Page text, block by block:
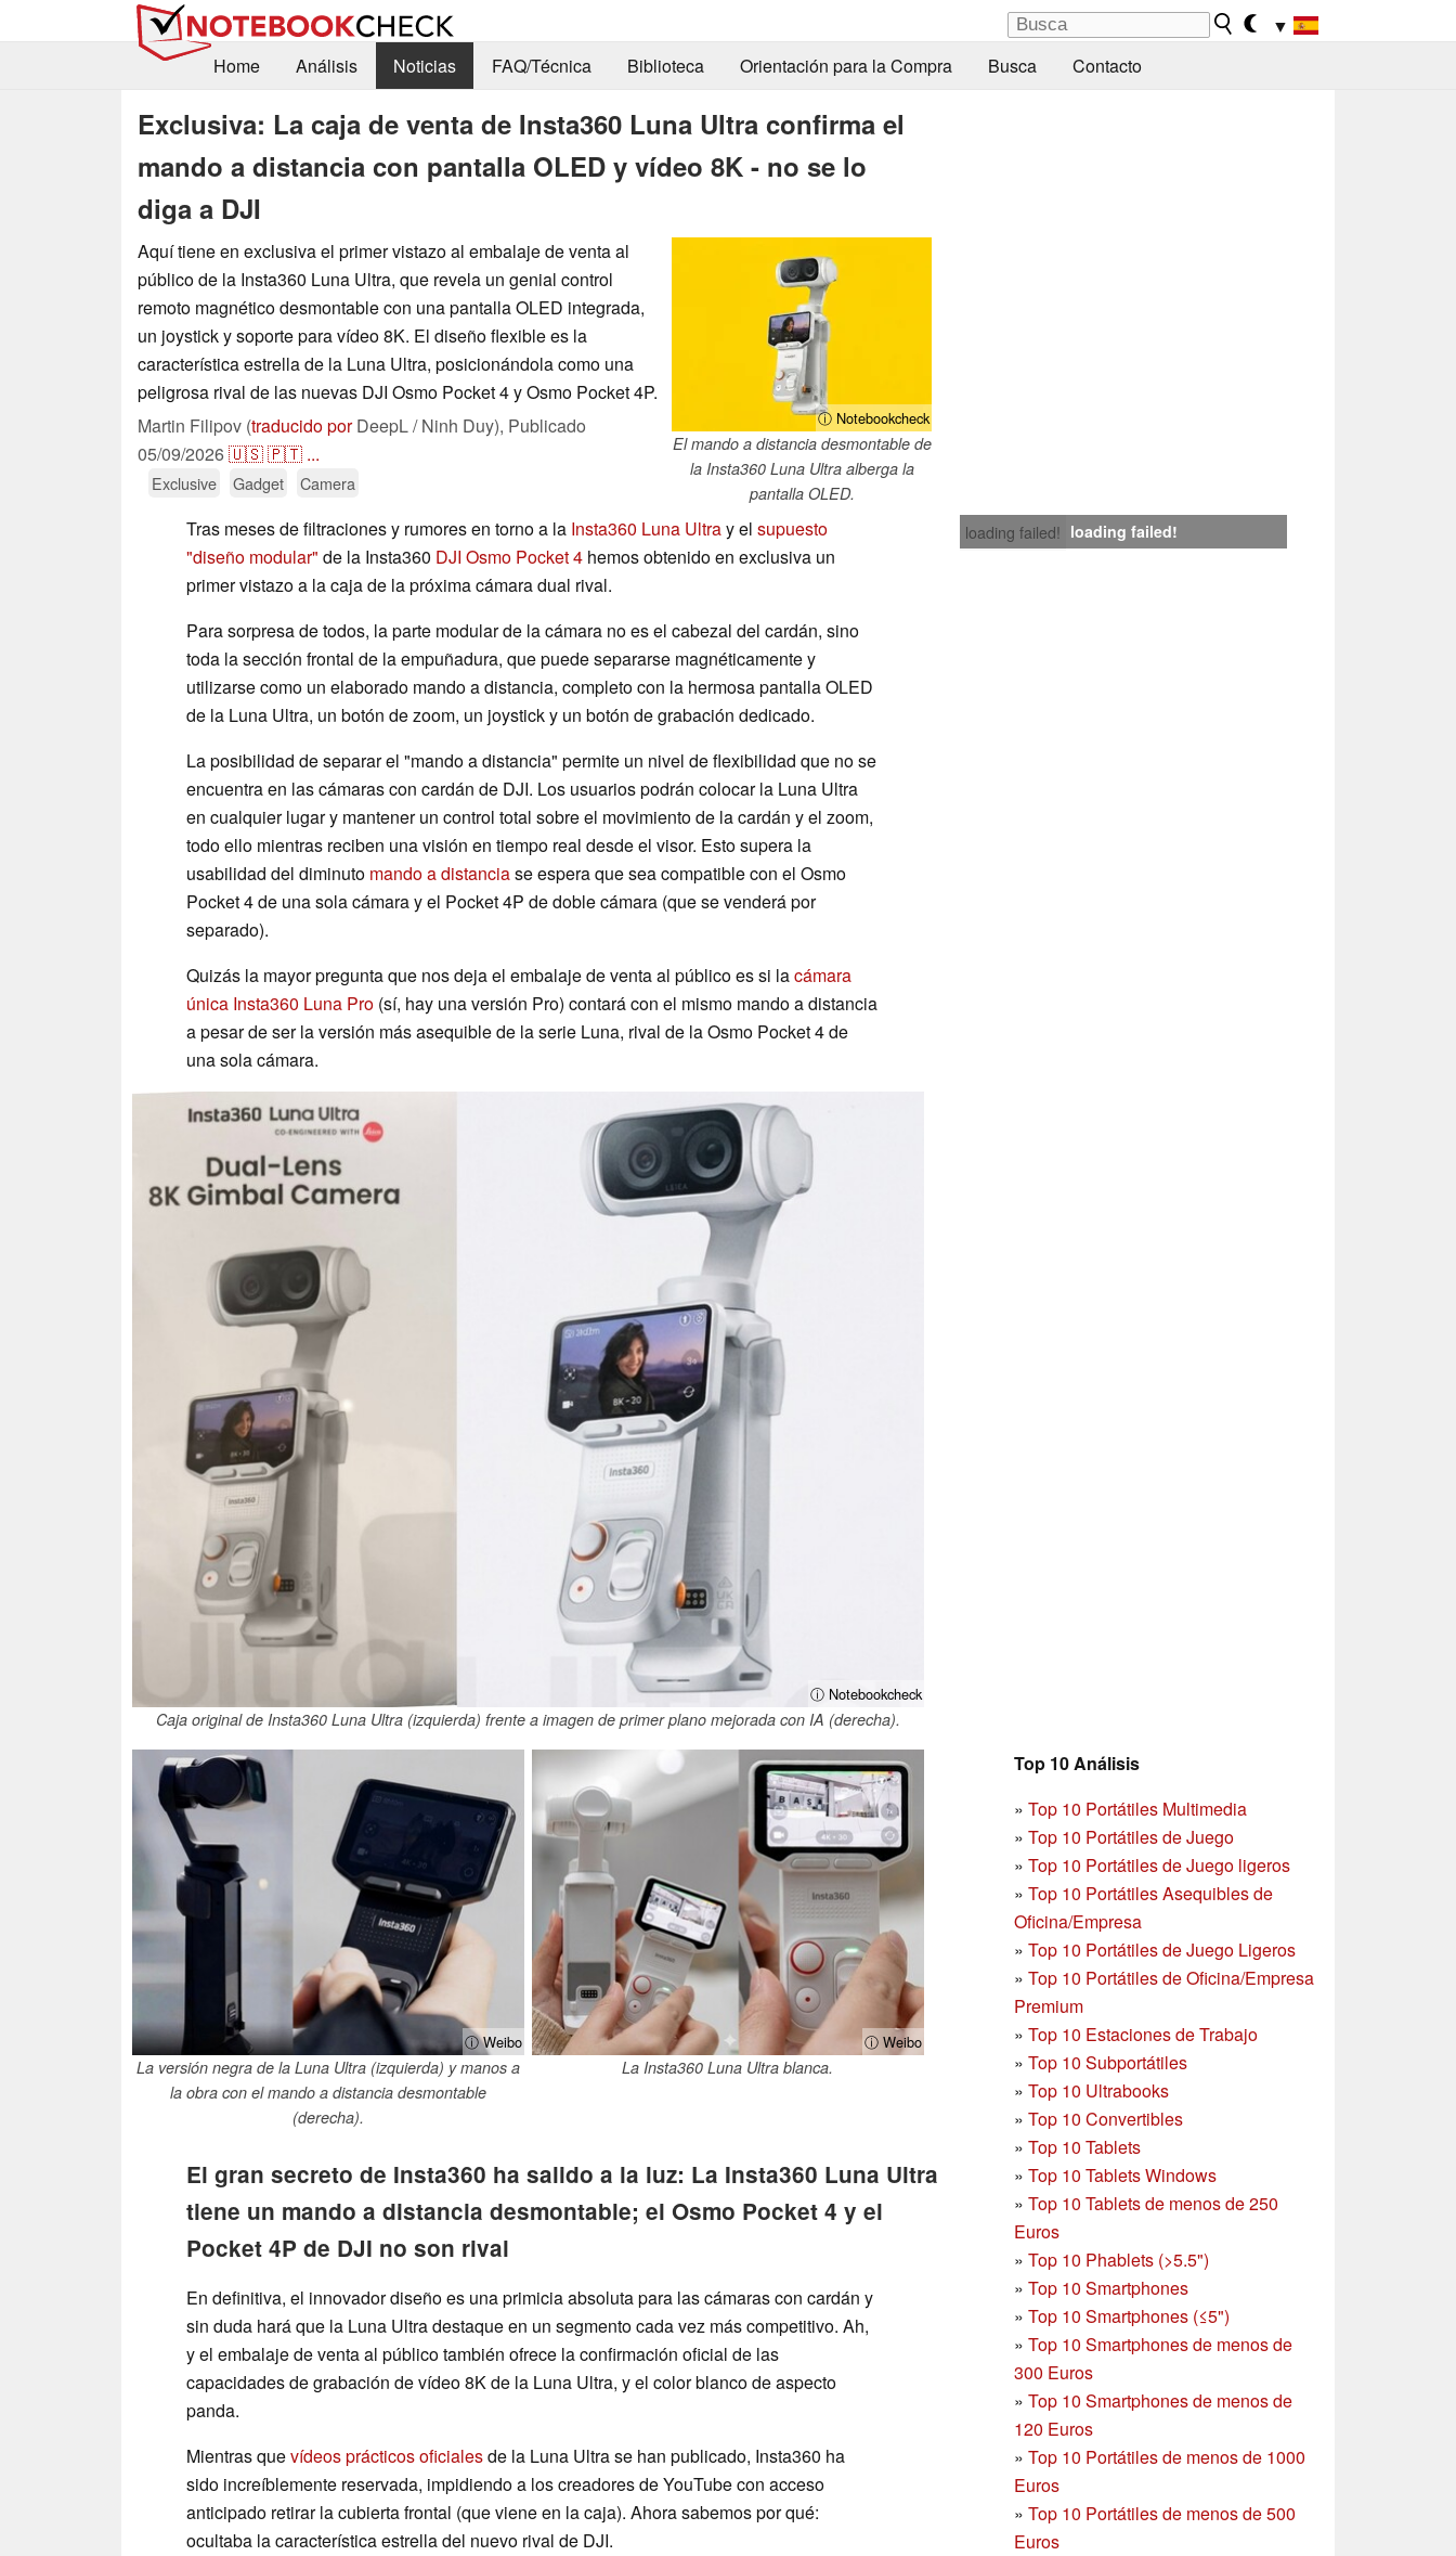
▼
Home
Análisis Noticias FAQ/Técnica Biblioteca Orientación para la Compra Busca Contacto
Exclusiva: La caja de venta de Insta360 Luna Ultra confirma el
mando a distancia con pantalla OLED y vídeo 8K - no se lo
diga a DJI
ⓘ Notebookcheck
El mando a distancia desmontable de
la Insta360 Luna Ultra alberga la
pantalla OLED.
Aquí tiene en exclusiva el primer vistazo al embalaje de venta al
público de la Insta360 Luna Ultra, que revela un genial control
remoto magnético desmontable con una pantalla OLED integrada,
un joystick y soporte para vídeo 8K. El diseño flexible es la
característica estrella de la Luna Ultra, posicionándola como una
peligrosa rival de las nuevas DJI Osmo Pocket 4 y Osmo Pocket 4P.
Martin Filipov (traducido porDeepL / Ninh Duy), Publicado
05/09/2026🇺🇸🇵🇹 ...
Exclusive Gadget Camera
loading failed! loading failed!
Tras meses de filtraciones y rumores en torno a la Insta360 Luna Ultray el supuesto
"diseño modular" de la Insta360 DJI Osmo Pocket 4 hemos obtenido en exclusiva un
primer vistazo a la caja de la próxima cámara dual rival.
Para sorpresa de todos, la parte modular de la cámara no es el cabezal del cardán, sino
toda la sección frontal de la empuñadura, que puede separarse magnéticamente y
utilizarse como un elaborado mando a distancia, completo con la hermosa pantalla OLED
de la Luna Ultra, un botón de zoom, un joystick y un botón de grabación dedicado.
La posibilidad de separar el "mando a distancia" permite un nivel de flexibilidad que no se
encuentra en las cámaras con cardán de DJI. Los usuarios podrán colocar la Luna Ultra
en cualquier lugar y mantener un control total sobre el movimiento de la cardán y el zoom,
todo ello mientras reciben una visión en tiempo real desde el visor. Esto supera la
usabilidad del diminuto mando a distanciase espera que sea compatible con el Osmo
Pocket 4 de una sola cámara y el Pocket 4P de doble cámara (que se venderá por
separado).
Quizás la mayor pregunta que nos deja el embalaje de venta al público es si lacámara
única Insta360 Luna Pro (sí, hay una versión Pro) contará con el mismo mando a distancia
a pesar de ser la versión más asequible de la serie Luna, rival de la Osmo Pocket 4 de
una sola cámara.
ⓘ Notebookcheck
Caja original de Insta360 Luna Ultra (izquierda) frente a imagen de primer plano mejorada con IA (derecha).
Top 10 Análisis
» Top 10 Portátiles Multimedia
» Top 10 Portátiles de Juego
» Top 10 Portátiles de Juego ligeros
» Top 10 Portátiles Asequibles de
Oficina/Empresa
» Top 10 Portátiles de Juego Ligeros
» Top 10 Portátiles de Oficina/Empresa
Premium
» Top 10 Estaciones de Trabajo
» Top 10 Subportátiles
» Top 10 Ultrabooks
» Top 10 Convertibles
» Top 10 Tablets
» Top 10 Tablets Windows
» Top 10 Tablets de menos de 250
Euros
» Top 10 Phablets (>5.5")
» Top 10 Smartphones
» Top 10 Smartphones (≤5")
» Top 10 Smartphones de menos de
300 Euros
» Top 10 Smartphonesde menos de
120 Euros
» Top 10 Portátiles de menos de 1000
Euros
» Top 10 Portátiles de menos de 500
Euros
ⓘ Weibo
La versión negra de la Luna Ultra (izquierda) y manos a
la obra con el mando a distancia desmontable
(derecha).
ⓘ Weibo
La Insta360 Luna Ultra blanca.
El gran secreto de Insta360 ha salido a la luz: La Insta360 Luna Ultra
tiene un mando a distancia desmontable; el Osmo Pocket 4 y el
Pocket 4P de DJI no son rival
En definitiva, el innovador diseño es una primicia absoluta para las cámaras con cardán y
sin duda hará que la Luna Ultra destaque en un segmento cada vez más competitivo. Ah,
y el embalaje de venta al público también ofrece la confirmación oficial de las
capacidades de grabación de vídeo 8K de la Luna Ultra, y el color blanco de aspecto
panda.
Mientras quevídeos prácticos oficialesde la Luna Ultra se han publicado, Insta360 ha
sido increíblemente reservada, impidiendo a los creadores de YouTube con acceso
anticipado retirar la cubierta frontal (que viene en la caja). Ahora sabemos por qué:
ocultaba la característica estrella del nuevo rival de DJI.